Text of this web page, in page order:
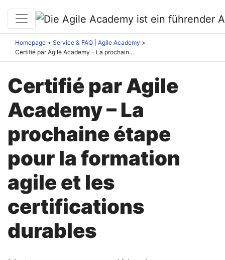
Homepage
Service & FAQ | Agile Academy
Certifié par Agile Academy – La prochaine étape pour la formation agile et les certifications durables
Certifié par Agile
Academy – La
prochaine étape
pour la formation
agile et les
certifications
durables